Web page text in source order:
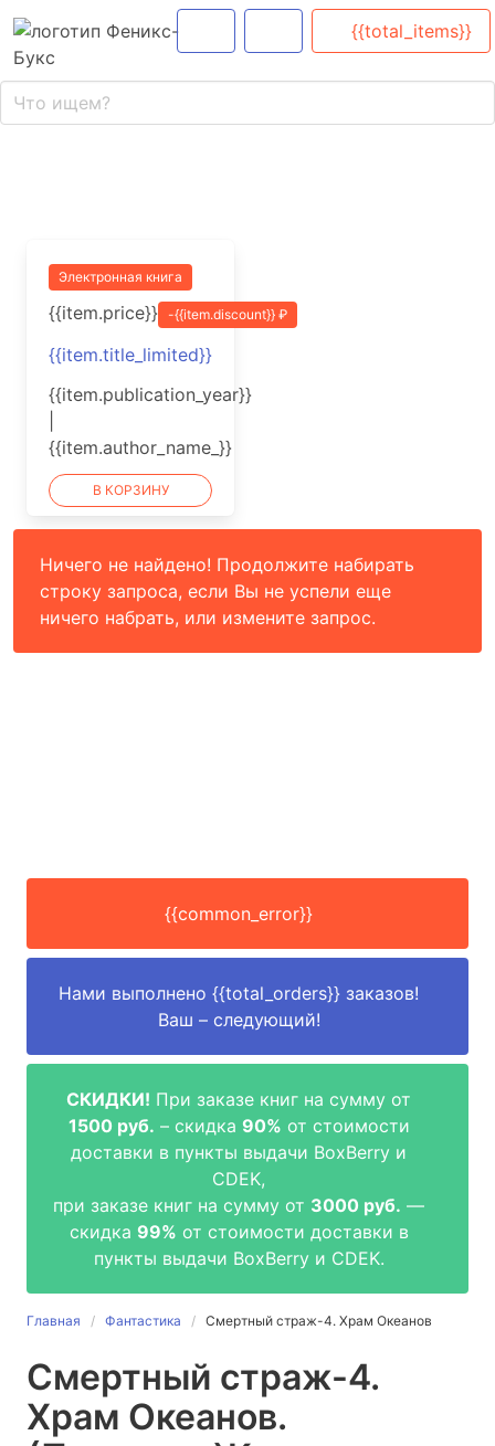
{{total_items}}
Электронная книга
{{item.price}} -{{item.discount}} ₽
{{item.title_limited}}
{{item.publication_year}}
{{item.author_name_}}
В КОРЗИНУ
Ничего не найдено! Продолжите набирать
строку запроса, если Вы не успели еще
ничего набрать, или измените запрос.
{{common_error}}
Нами выполнено {{total_orders}} заказов!
Ваш – следующий!
СКИДКИ! При заказе книг на сумму от
1500 руб. – скидка 90% от стоимости
доставки в пункты выдачи BoxBerry и
CDEK,
при заказе книг на сумму от 3000 руб. —
скидка 99% от стоимости доставки в
пункты выдачи BoxBerry и CDEK.
Главная Фантастика Смертный страж-4. Храм Океанов
Смертный страж-4.
Храм Океанов.